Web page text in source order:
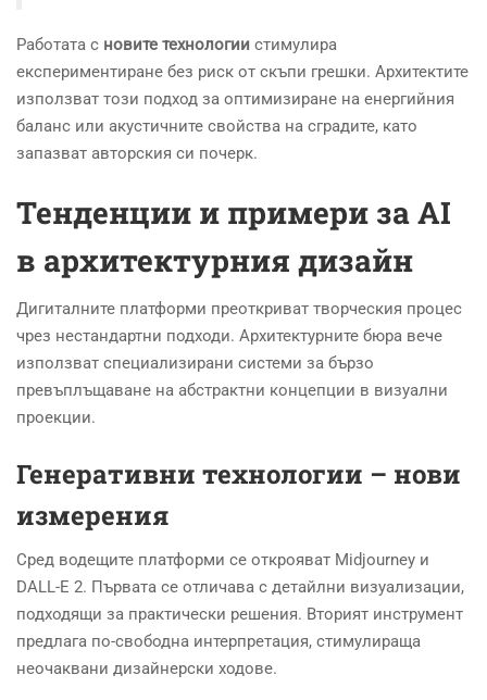
Работата с новите технологии стимулира
експериментиране без риск от скъпи грешки. Архитектите
използват този подход за оптимизиране на енергийния
баланс или акустичните свойства на сградите, като
запазват авторския си почерк.
Тенденции и примери за AI
в архитектурния дизайн
Дигиталните платформи преоткриват творческия процес
чрез нестандартни подходи. Архитектурните бюра вече
използват специализирани системи за бързо
превъплъщаване на абстрактни концепции в визуални
проекции.
Генеративни технологии – нови
измерения
Сред водещите платформи се открояват Midjourney и
DALL-E 2. Първата се отличава с детайлни визуализации,
подходящи за практически решения. Вторият инструмент
предлага по-свободна интерпретация, стимулираща
неочаквани дизайнерски ходове.